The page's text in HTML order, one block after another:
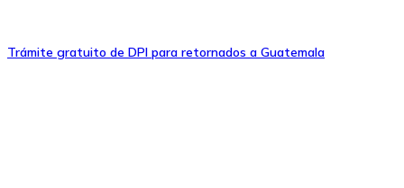
Trámite gratuito de DPI para retornados a Guatemala